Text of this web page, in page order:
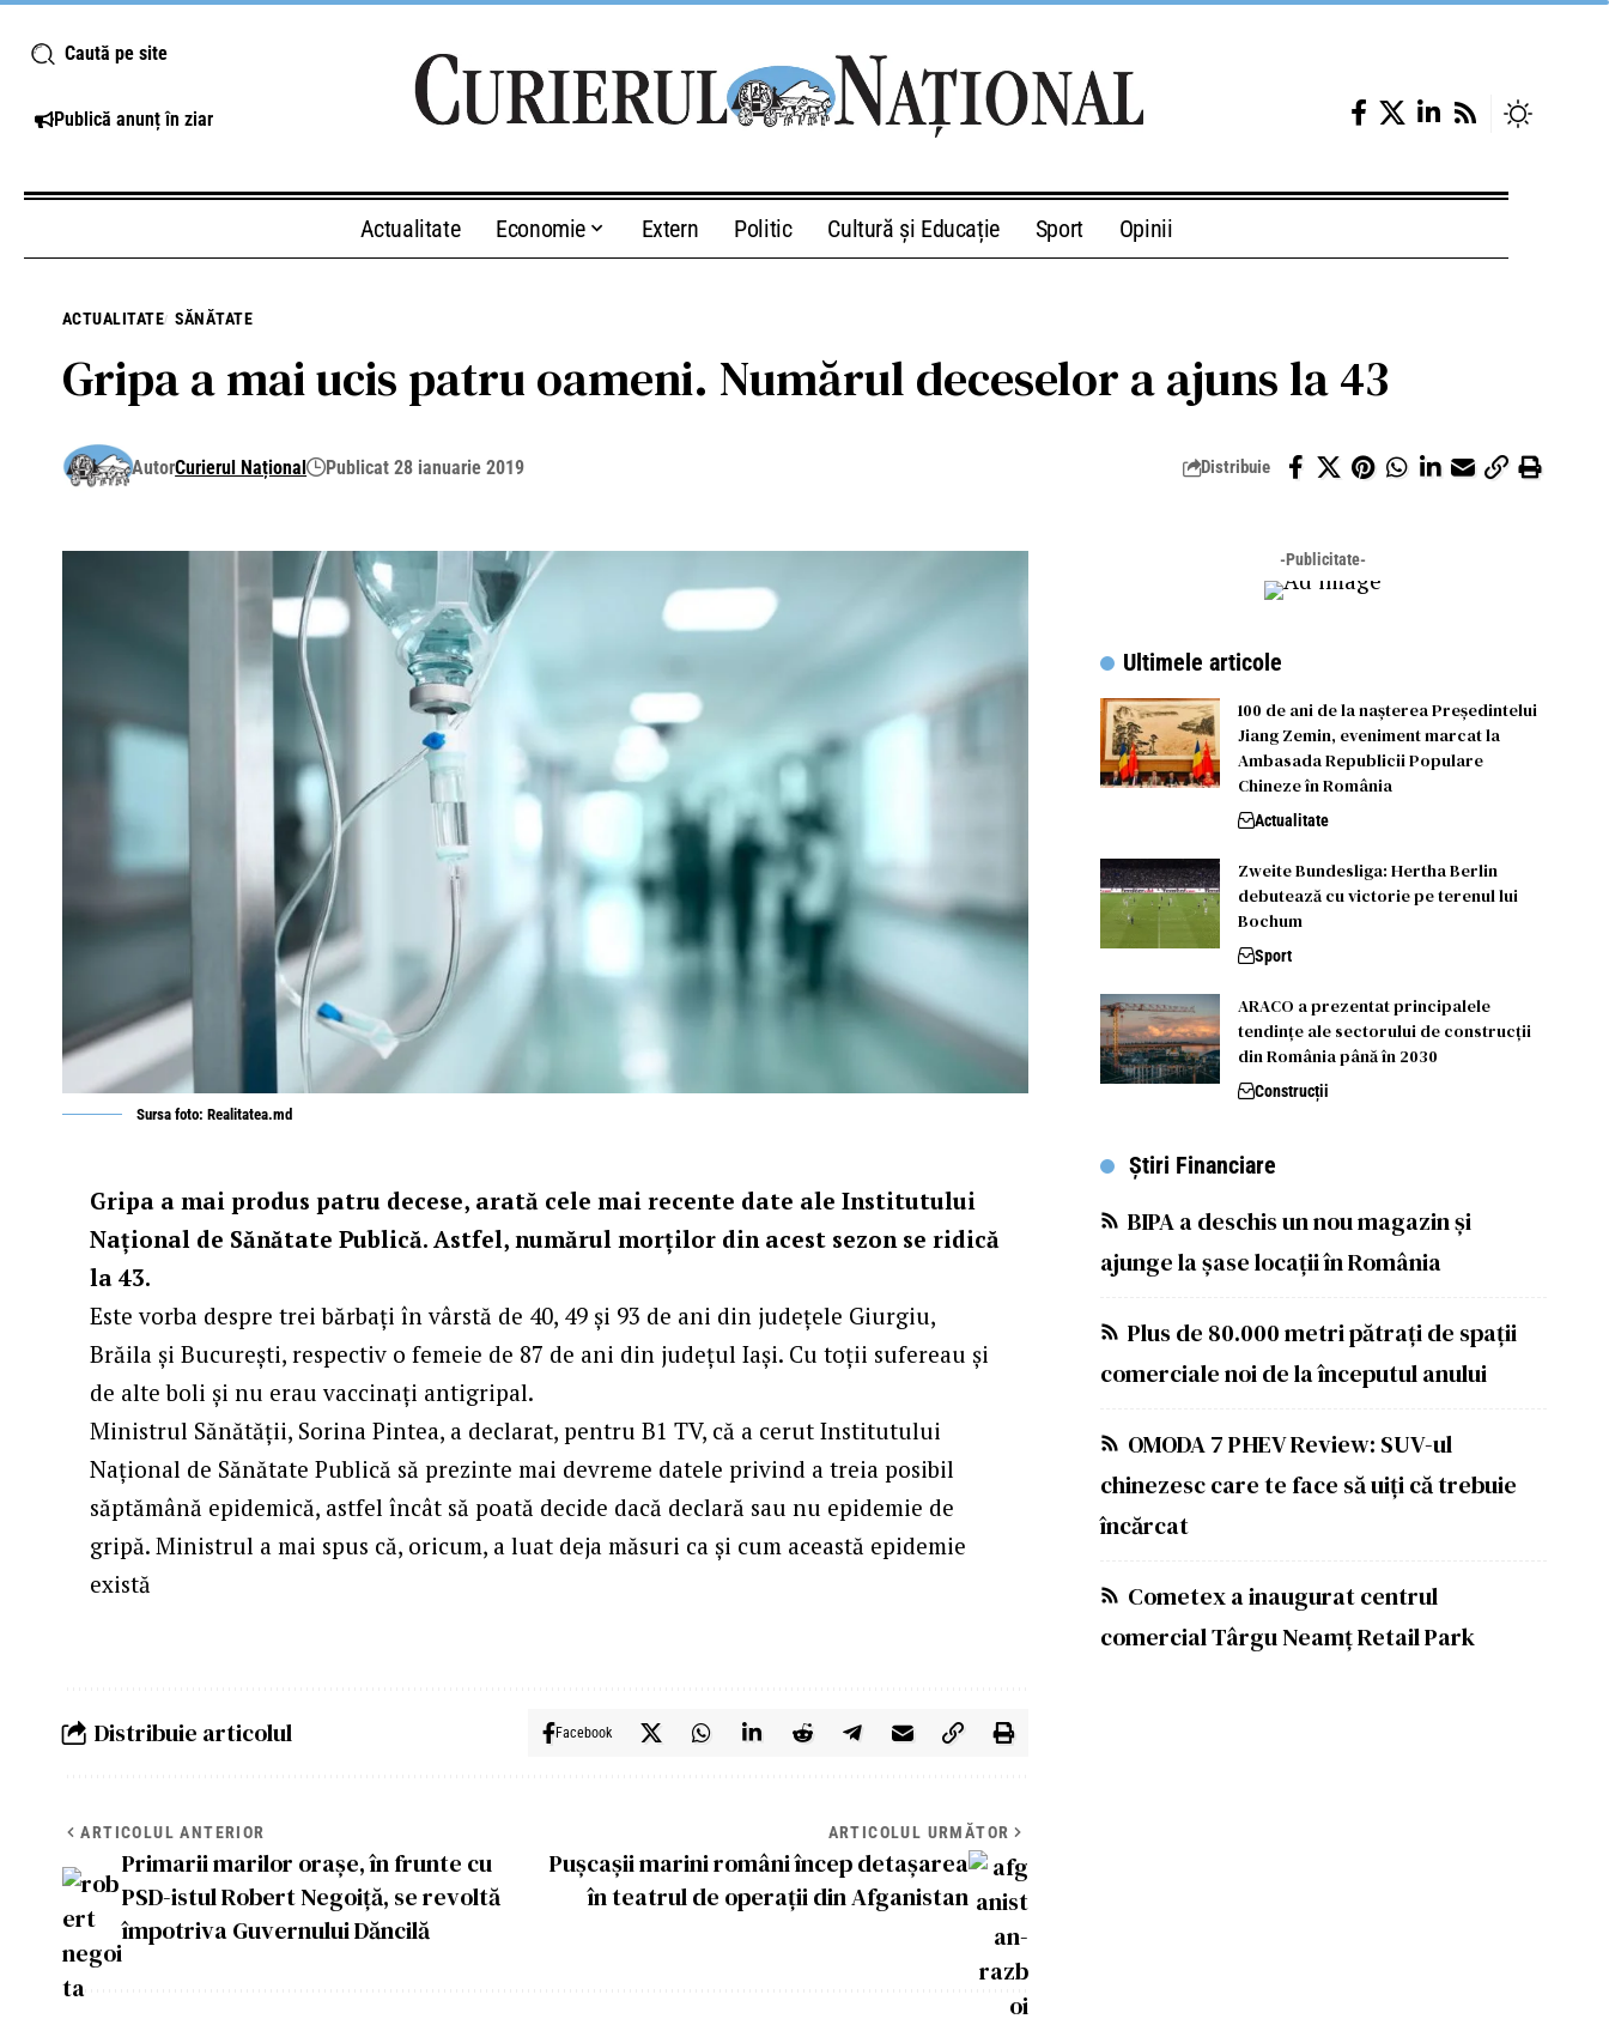
Caută pe site
Publică anunț în ziar
Actualitate Economie Extern Politic Cultură și Educație Sport Opinii
ACTUALITATE SĂNĂTATE
Gripa a mai ucis patru oameni. Numărul deceselor a ajuns la 43
AutorCurierul Național Publicat 28 ianuarie 2019 Distribuie
Sursa foto: Realitatea.md
Gripa a mai produs patru decese, arată cele mai recente date ale Institutului
Naţional de Sănătate Publică. Astfel, numărul morţilor din acest sezon se ridică
la 43.
Este vorba despre trei bărbați în vârstă de 40, 49 și 93 de ani din județele Giurgiu,
Brăila și București, respectiv o femeie de 87 de ani din județul Iași. Cu toții sufereau și
de alte boli și nu erau vaccinați antigripal.
Ministrul Sănătății, Sorina Pintea, a declarat, pentru B1 TV, că a cerut Institutului
Național de Sănătate Publică să prezinte mai devreme datele privind a treia posibil
săptămână epidemică, astfel încât să poată decide dacă declară sau nu epidemie de
gripă. Ministrul a mai spus că, oricum, a luat deja măsuri ca și cum această epidemie
există
Distribuie articolul Facebook
ARTICOLUL ANTERIOR
Primarii marilor orașe, în frunte cu
PSD-istul Robert Negoiță, se revoltă
împotriva Guvernului Dăncilă
ARTICOLUL URMĂTOR
Puşcaşii marini români încep detaşarea
în teatrul de operaţii din Afganistan
-Publicitate-
Ultimele articole
100 de ani de la nașterea Președintelui
Jiang Zemin, eveniment marcat la
Ambasada Republicii Populare
Chineze în România
Actualitate
Zweite Bundesliga: Hertha Berlin
debutează cu victorie pe terenul lui
Bochum
Sport
ARACO a prezentat principalele
tendințe ale sectorului de construcții
din România până în 2030
Construcții
Știri Financiare
BIPA a deschis un nou magazin și
ajunge la șase locații în România
Plus de 80.000 metri pătrați de spații
comerciale noi de la începutul anului
OMODA 7 PHEV Review: SUV-ul
chinezesc care te face să uiți că trebuie
încărcat
Cometex a inaugurat centrul
comercial Târgu Neamț Retail Park